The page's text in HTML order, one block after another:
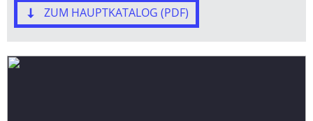
ZUM HAUPTKATALOG (PDF)